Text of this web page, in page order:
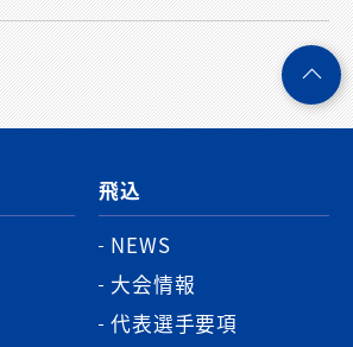
飛込
NEWS
大会情報
代表選手要項